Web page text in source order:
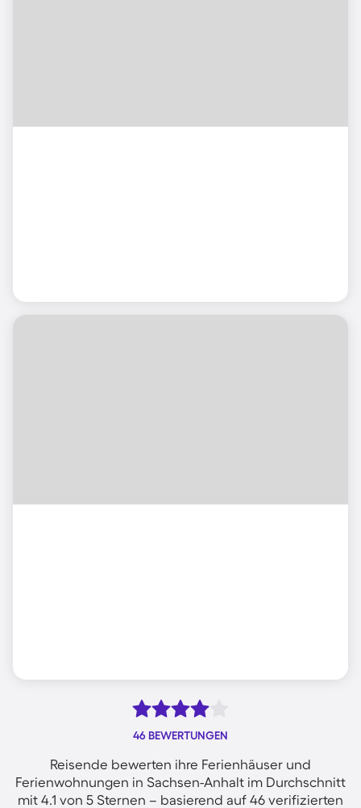
46 BEWERTUNGEN
Reisende bewerten ihre Ferienhäuser und
Ferienwohnungen in Sachsen-Anhalt im Durchschnitt
mit 4.1 von 5 Sternen – basierend auf 46 verifizierten